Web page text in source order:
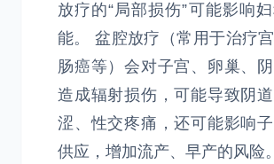
放疗的“局部损伤”可能影响
能。 盆腔放疗（常用于治疗
肠癌等）会对子宫、卵巢、
造成辐射损伤，可能导致阴
涩、性交疼痛，还可能影响
供应，增加流产、早产的风险。